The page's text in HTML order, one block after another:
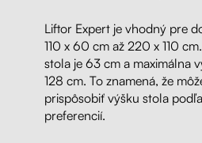
Liftor Expert je vhodný pre
110 x 60 cm až 220 x 110
stola je 63 cm a maximálna
128 cm. To znamená, že
prispôsobiť výšku stola
preferencií.